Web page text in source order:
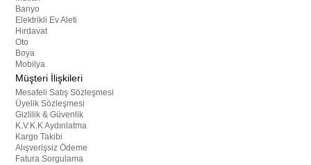
Banyo
Elektrikli Ev Aleti
Hırdavat
Oto
Boya
Mobilya
Müşteri İlişkileri
Mesafeli Satış Sözleşmesi
Üyelik Sözleşmesi
Gizlilik & Güvenlik
K.V.K.K Aydınlatma
Kargo Takibi
Alışverişsiz Ödeme
Fatura Sorgulama